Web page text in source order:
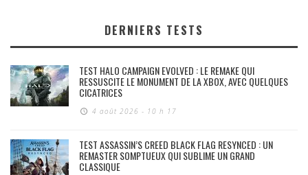
DERNIERS TESTS
TEST HALO CAMPAIGN EVOLVED : LE REMAKE QUI
RESSUSCITE LE MONUMENT DE LA XBOX, AVEC QUELQUES
CICATRICES
4 août 2026 - 10 h 17
TEST ASSASSIN’S CREED BLACK FLAG RESYNCED : UN
REMASTER SOMPTUEUX QUI SUBLIME UN GRAND
CLASSIQUE